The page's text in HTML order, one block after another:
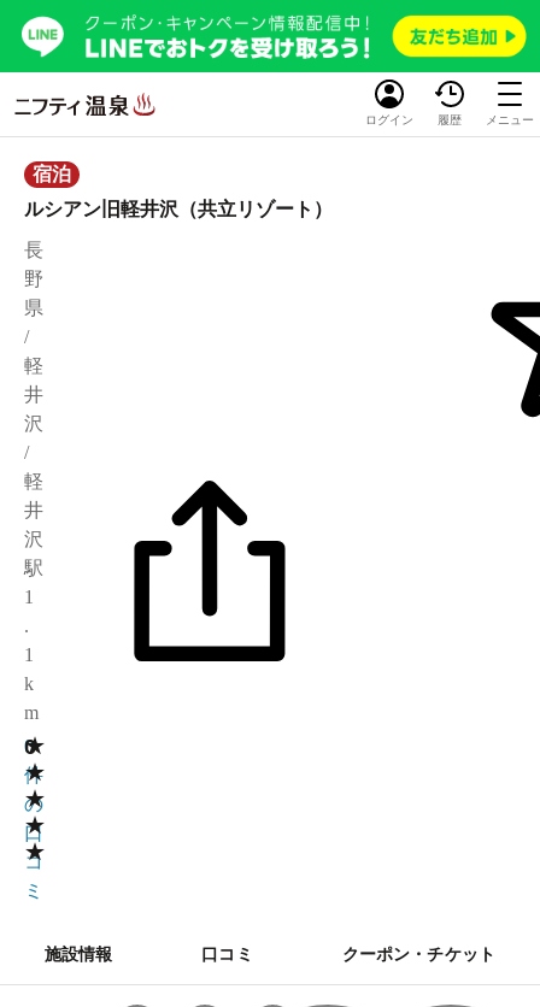
ログイン 履歴 メニュー
宿泊
ルシアン旧軽井沢（共立リゾート）
長
野
県
/
軽
井
沢
/
軽
井
沢
駅
1
.
1
k
m
★
★
★
★
★
0
0
件
の
口
コ
ミ
施設情報 口コミ クーポン・チケット